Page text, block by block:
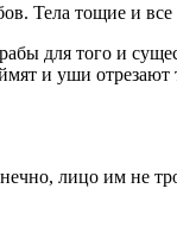
Тела тощие и все
того и
и уши отрезают
лицо им не